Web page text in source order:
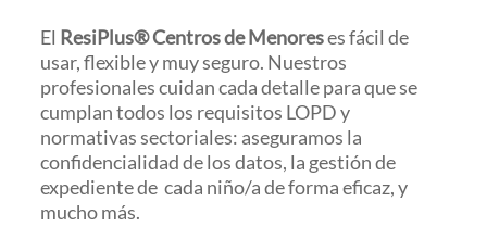
El ResiPlus® Centros de Menoreses fácil de
usar, flexible y muy seguro. Nuestros
profesionales cuidan cada detalle para que se
cumplan todos los requisitos LOPD y
normativas sectoriales: aseguramos la
confidencialidad de los datos, la gestión de
expediente de cada niño/a de forma eficaz, y
mucho más.